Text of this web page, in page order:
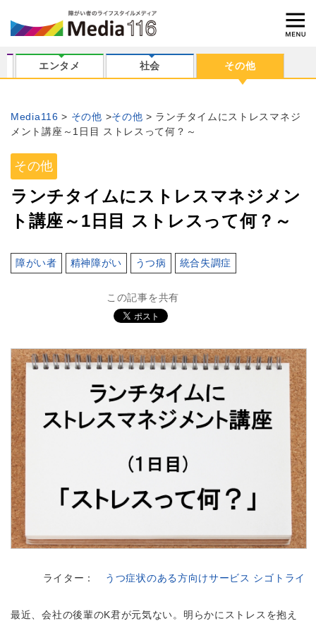
エンタメ 社会 その他
Media116 その他 その他
ランチタイムにストレスマネジ
メント講座～1日目 ストレスって何？～
その他
ランチタイムにストレスマネジメン
ト講座～1日目 ストレスって何？～
障がい者 精神障がい うつ病 統合失調症
この記事を共有
ライター： うつ症状のある方向けサービス シゴトライ
最近、会社の後輩のK君が元気ない。明らかにストレスを抱え